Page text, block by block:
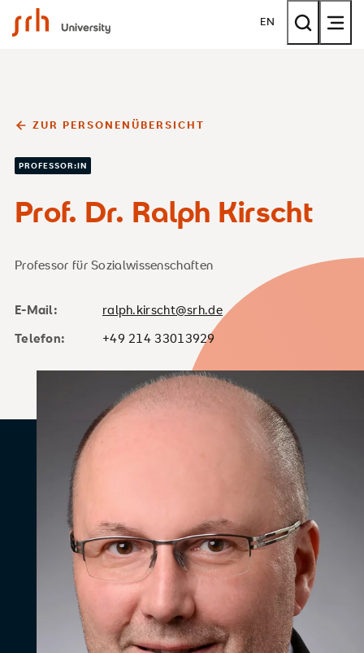
SRH University EN
ZUR PERSONENÜBERSICHT
PROFESSOR:IN
Prof. Dr. Ralph Kirscht
Professor für Sozialwissenschaften
E-Mail:
ralph.kirscht@srh.de
Telefon:
+49 214 33013929